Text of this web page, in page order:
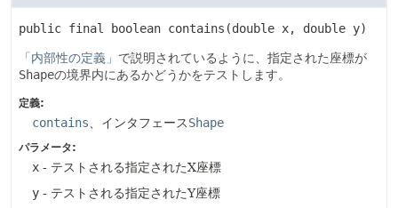
public final boolean contains (double x, double y)
「内部性の定義」 で説明されているように、指定された座標が
Shapeの境界内にあるかどうかをテストします。
定義:
contains 、インタフェースShape
パラメータ:
x - テストされる指定されたX座標
y - テストされる指定されたY座標